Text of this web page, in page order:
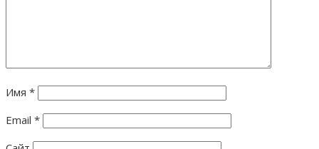
Имя *
Email *